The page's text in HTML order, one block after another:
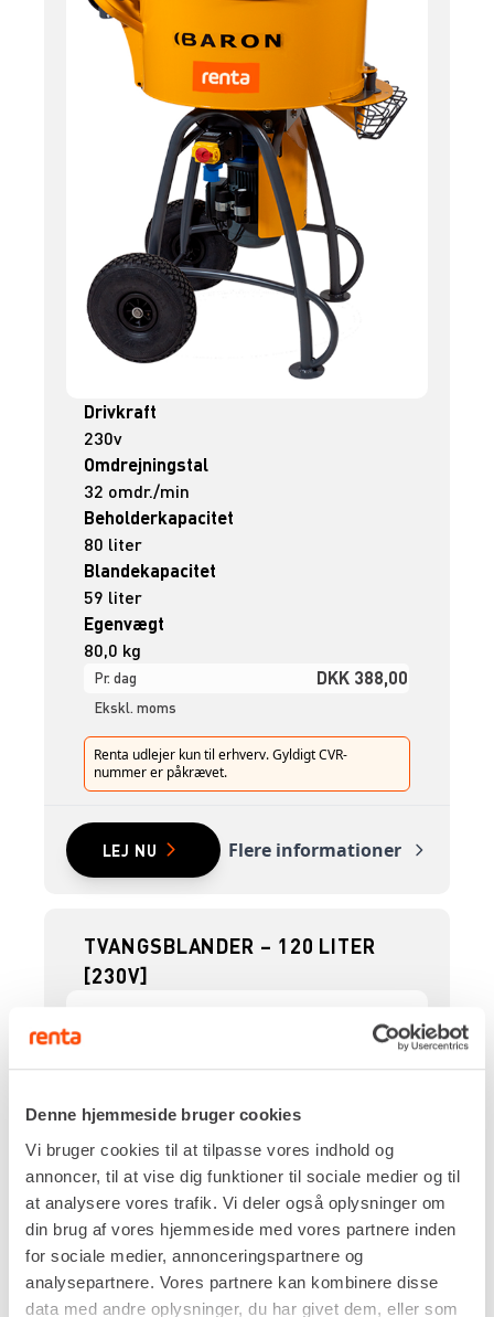
Denne hjemmeside bruger cookies
Vi bruger cookies til at tilpasse vores indhold og
annoncer, til at vise dig funktioner til sociale medier og til
at analysere vores trafik. Vi deler også oplysninger om
din brug af vores hjemmeside med vores partnere inden
for sociale medier, annonceringspartnere og
analysepartnere. Vores partnere kan kombinere disse
data med andre oplysninger, du har givet dem, eller som
Drivkraft
230v
Omdrejningstal
32 omdr./min
Beholderkapacitet
80 liter
Blandekapacitet
59 liter
Egenvægt
80,0 kg
Pr. dag DKK 388,00
Ekskl. moms
Renta udlejer kun til erhverv. Gyldigt CVR-
nummer er påkrævet.
LEJ NU Flere informationer
TVANGSBLANDER – 120 LITER
[230V]